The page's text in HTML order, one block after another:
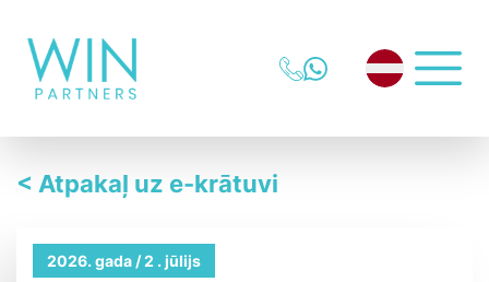
< Atpakaļ uz e-krātuvi
2026. gada / 2 . jūlijs